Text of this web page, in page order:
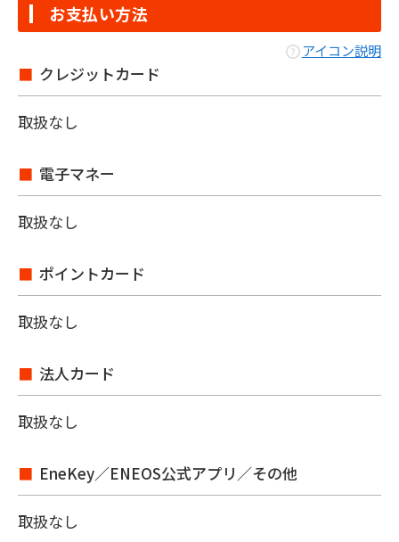
お支払い方法
アイコン説明
クレジットカード
取扱なし
電子マネー
取扱なし
ポイントカード
取扱なし
法人カード
取扱なし
EneKey／ENEOS公式アプリ／その他
取扱なし